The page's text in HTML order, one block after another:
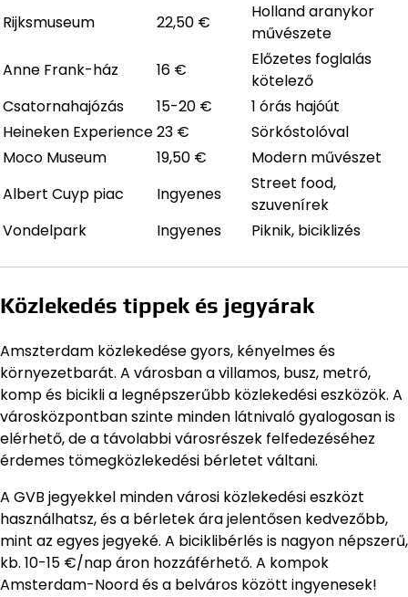
Rijksmuseum
22,50 €
Holland aranykor
művészete
Anne Frank-ház
16 €
Előzetes foglalás
kötelező
Csatornahajózás
15-20 €
1 órás hajóút
Heineken Experience23 €
Sörkóstolóval
Moco Museum
19,50 €
Modern művészet
Albert Cuyp piac
Ingyenes
Street food,
szuvenírek
Vondelpark
Ingyenes Piknik, biciklizés
Közlekedés tippek és jegyárak
Amszterdam közlekedése gyors, kényelmes és
környezetbarát. A városban a villamos, busz, metró,
komp és bicikli a legnépszerűbb közlekedési eszközök. A
városközpontban szinte minden látnivaló gyalogosan is
elérhető, de a távolabbi városrészek felfedezéséhez
érdemes tömegközlekedési bérletet váltani.
A GVB jegyekkel minden városi közlekedési eszközt
használhatsz, és a bérletek ára jelentősen kedvezőbb,
mint az egyes jegyeké. A biciklibérlés is nagyon népszerű,
kb. 10-15 €/nap áron hozzáférhető. A kompok
Amsterdam-Noord és a belváros között ingyenesek!